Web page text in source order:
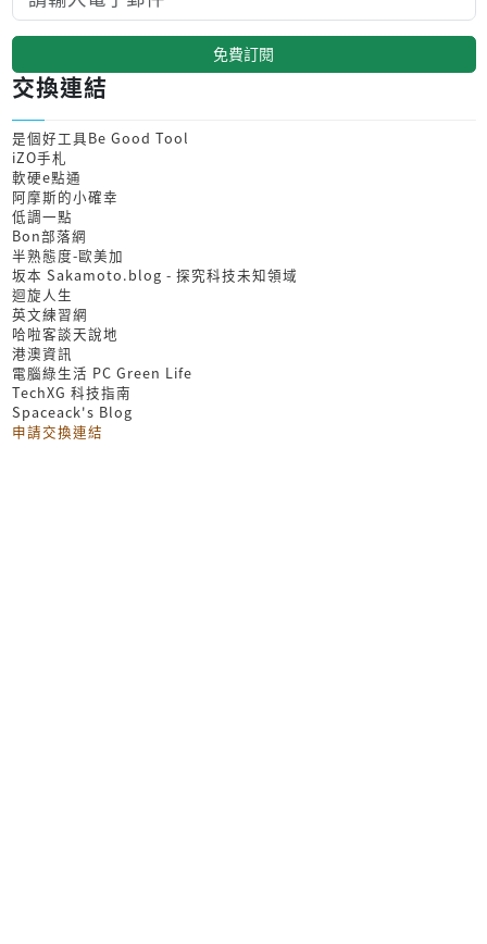
免費訂閱
交換連結
是個好工具Be Good Tool
iZO手札
軟硬e點通
阿摩斯的小確幸
低調一點
Bon部落網
半熟態度-歐美加
坂本 Sakamoto.blog - 探究科技未知領域
迴旋人生
英文練習網
哈啦客談天說地
港澳資訊
電腦綠生活 PC Green Life
TechXG 科技指南
Spaceack's Blog
申請交換連結